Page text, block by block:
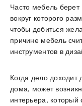
Часто мебель
вокруг которого
чтобы добиться
причине мебель
инструментов в
Когда дело
дома, может
интерьера,